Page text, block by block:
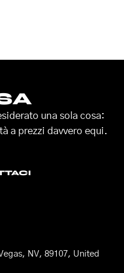
una sola cosa:
a prezzi davvero equi.
NV, 89107, United